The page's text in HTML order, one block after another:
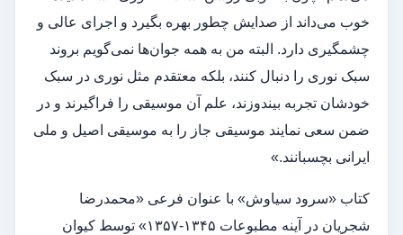
خوب می‌داند از صدایش چطور بهره بگیرد و اجرای عالی و
چشمگیری دارد. البته من به همه جوان‌ها نمی‌گویم بروند
سبک نوری را دنبال کنند، بلکه معتقدم مثل نوری در سبک
خودشان تجربه بیندوزند،‌ علم آن موسیقی را فراگیرند و در
ضمن سعی نمایند موسیقی جاز را به موسیقی اصیل و ملی
ایرانی بچسبانند.»
کتاب «سرود سیاوش» با عنوان فرعی «محمدرضا
شجریان در آینه مطبوعات ۱۳۴۵-۱۳۵۷» توسط کیوان